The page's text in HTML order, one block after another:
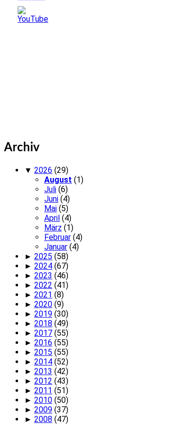
Archiv
▼ 2026 (29)
August (1)
Juli (6)
Juni (4)
Mai (5)
April (4)
März (1)
Februar (4)
Januar (4)
► 2025 (58)
► 2024 (67)
► 2023 (46)
► 2022 (41)
► 2021 (8)
► 2020 (9)
► 2019 (30)
► 2018 (49)
► 2017 (55)
► 2016 (55)
► 2015 (55)
► 2014 (52)
► 2013 (42)
► 2012 (43)
► 2011 (51)
► 2010 (50)
► 2009 (37)
► 2008 (47)